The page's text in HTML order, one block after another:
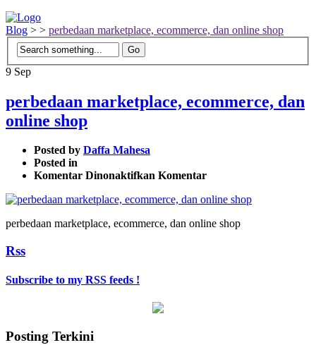
Blog > > perbedaan marketplace, ecommerce, dan online shop
9 Sep
perbedaan marketplace, ecommerce, dan
online shop
Posted by Daffa Mahesa
Posted in
Komentar Dinonaktifkan pada
marketplace,
dan
Komentar
perbedaan marketplace, ecommerce, dan online shop
Rss
Subscribe to my RSS feeds !
Posting Terkini